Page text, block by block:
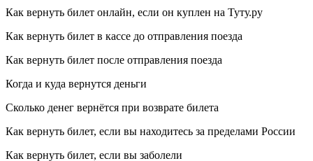
Как вернуть билет онлайн, если он куплен на Туту.ру
Как вернуть билет в кассе до отправления поезда
Как вернуть билет после отправления поезда
Когда и куда вернутся деньги
Сколько денег вернётся при возврате билета
Как вернуть билет, если вы находитесь за пределами России
Как вернуть билет, если вы заболели